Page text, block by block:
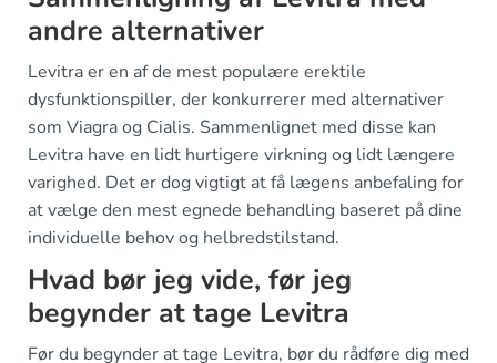
andre alternativer
Levitra er en af de mest populære erektile
dysfunktionspiller, der konkurrerer med alternativer
som Viagra og Cialis. Sammenlignet med disse kan
Levitra have en lidt hurtigere virkning og lidt længere
varighed. Det er dog vigtigt at få lægens anbefaling for
at vælge den mest egnede behandling baseret på dine
individuelle behov og helbredstilstand.
Hvad bør jeg vide, før jeg
begynder at tage Levitra
Før du begynder at tage Levitra, bør du rådføre dig med